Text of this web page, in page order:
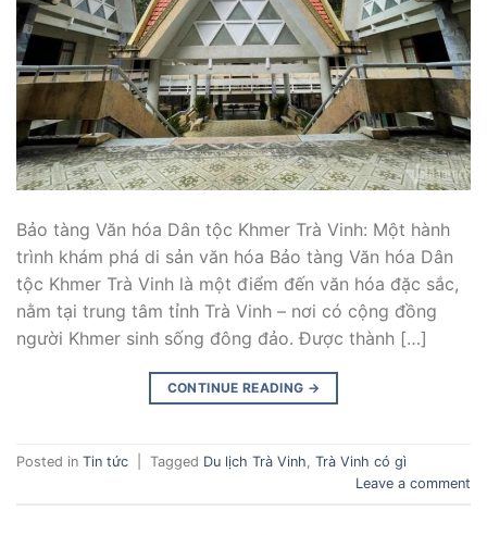
Bảo tàng Văn hóa Dân tộc Khmer Trà Vinh: Một hành
trình khám phá di sản văn hóa Bảo tàng Văn hóa Dân
tộc Khmer Trà Vinh là một điểm đến văn hóa đặc sắc,
nằm tại trung tâm tỉnh Trà Vinh – nơi có cộng đồng
người Khmer sinh sống đông đảo. Được thành […]
CONTINUE READING →
Posted in Tin tức Tagged Du lịch Trà Vinh, Trà Vinh có gì
Leave a comment